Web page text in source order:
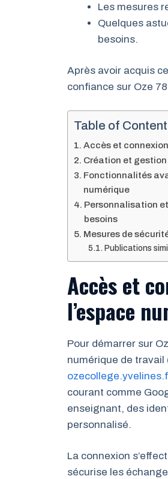
Les mesures
Quelques
besoins.
Après avoir acquis
confiance sur Oze
Table of
Accès et
Création et
Fonctionnalités
numérique
Personnalisation
besoins
Mesures de
Publications
Accès et
l’espace
Pour démarrer sur
numérique de travail
courant comme
enseignant, des
personnalisé.
La connexion
sécurise les